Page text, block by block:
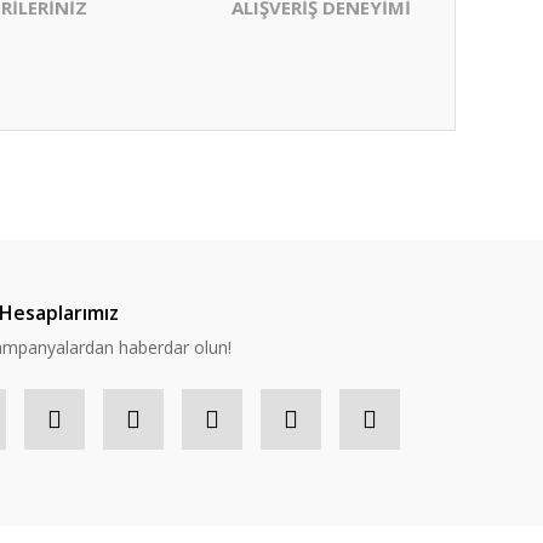
ALIŞVERİŞ DENEYİMİ
haberdar olun!